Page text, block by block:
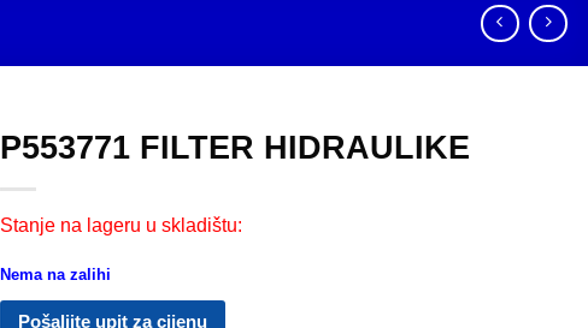
P553771 FILTER HIDRAULIKE
Stanje na lageru u skladištu:
Nema na zalihi
Pošaljite upit za cijenu